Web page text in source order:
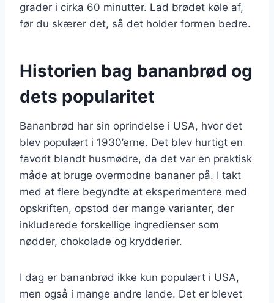
grader i cirka 60 minutter. Lad brødet køle af,
før du skærer det, så det holder formen bedre.
Historien bag bananbrød og
dets popularitet
Bananbrød har sin oprindelse i USA, hvor det
blev populært i 1930’erne. Det blev hurtigt en
favorit blandt husmødre, da det var en praktisk
måde at bruge overmodne bananer på. I takt
med at flere begyndte at eksperimentere med
opskriften, opstod der mange varianter, der
inkluderede forskellige ingredienser som
nødder, chokolade og krydderier.
I dag er bananbrød ikke kun populært i USA,
men også i mange andre lande. Det er blevet